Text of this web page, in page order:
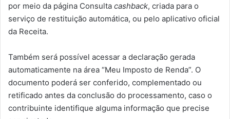
por meio da página Consulta cashback, criada para o
serviço de restituição automática, ou pelo aplicativo oficial
da Receita.
Também será possível acessar a declaração gerada
automaticamente na área “Meu Imposto de Renda”. O
documento poderá ser conferido, complementado ou
retificado antes da conclusão do processamento, caso o
contribuinte identifique alguma informação que precise